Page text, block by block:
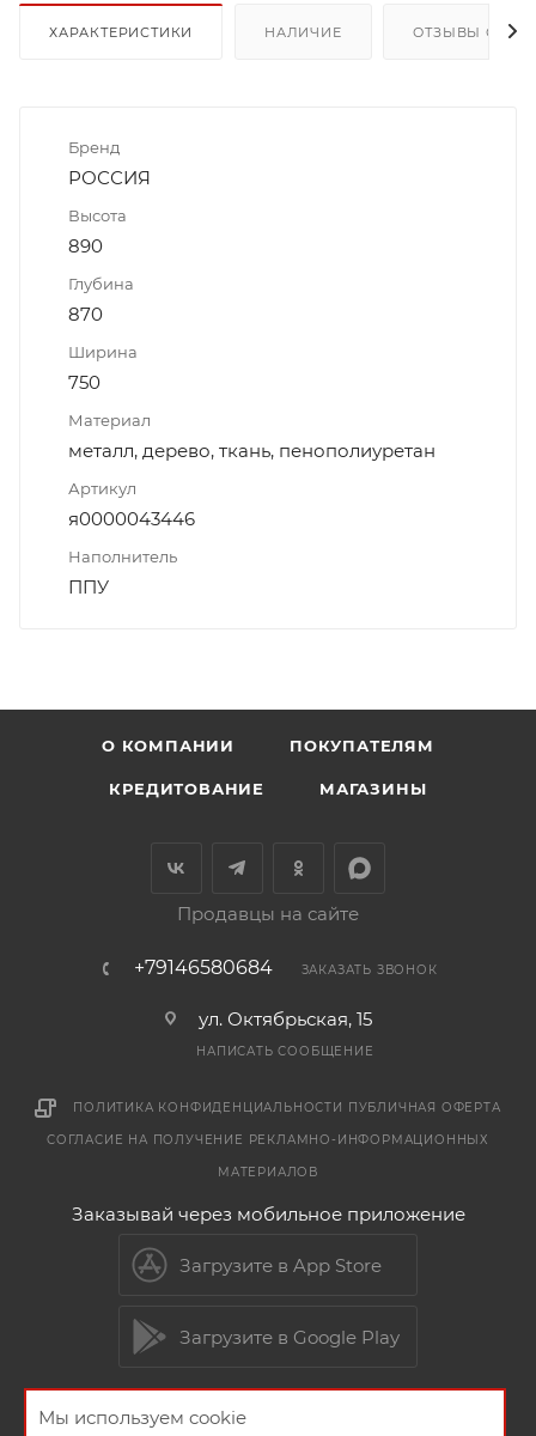
ХАРАКТЕРИСТИКИ НАЛИЧИЕ ОТЗЫВЫ О
Бренд
РОССИЯ
Высота
890
Глубина
870
Ширина
750
Материал
металл, дерево, ткань, пенополиуретан
Артикул
я0000043446
Наполнитель
ППУ
О КОМПАНИИ ПОКУПАТЕЛЯМ
КРЕДИТОВАНИЕ МАГАЗИНЫ
Продавцы на сайте
+79146580684 ЗАКАЗАТЬ ЗВОНОК
ул. Октябрьская, 15
НАПИСАТЬ СООБЩЕНИЕ
ПОЛИТИКА КОНФИДЕНЦИАЛЬНОСТИ ПУБЛИЧНАЯ ОФЕРТА
СОГЛАСИЕ НА ПОЛУЧЕНИЕ РЕКЛАМНО-ИНФОРМАЦИОННЫХ
МАТЕРИАЛОВ
Заказывай через мобильное приложение
Загрузите в App Store
Загрузите в Google Play
Мы используем cookie